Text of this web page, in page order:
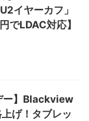
イヤーカフ」
でLDAC対応】
ー】Blackview
げ！タブレッ